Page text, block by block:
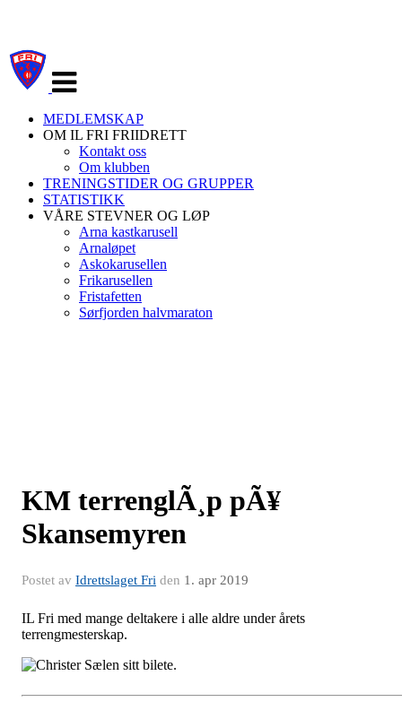
navigasjon
MEDLEMSKAP
OM IL FRI FRIIDRETT
Kontakt oss
Om klubben
TRENINGSTIDER OG GRUPPER
STATISTIKK
VÅRE STEVNER OG LØP
Arna kastkarusell
Arnaløpet
Askokarusellen
Frikarusellen
Fristafetten
Sørfjorden halvmaraton
KM terrenglÃ¸p pÃ¥
Skansemyren
Postet av Idrettslaget Fri den 1. apr 2019
IL Fri med mange deltakere i alle aldre under årets
terrengmesterskap.